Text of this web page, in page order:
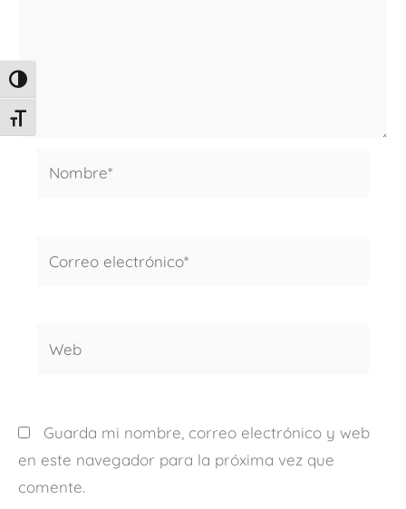
ALTERNAR ALTO CONTRASTE
ALTERNAR TAMAÑO DE LETRA
Guarda mi nombre, correo electrónico y web
en este navegador para la próxima vez que
comente.